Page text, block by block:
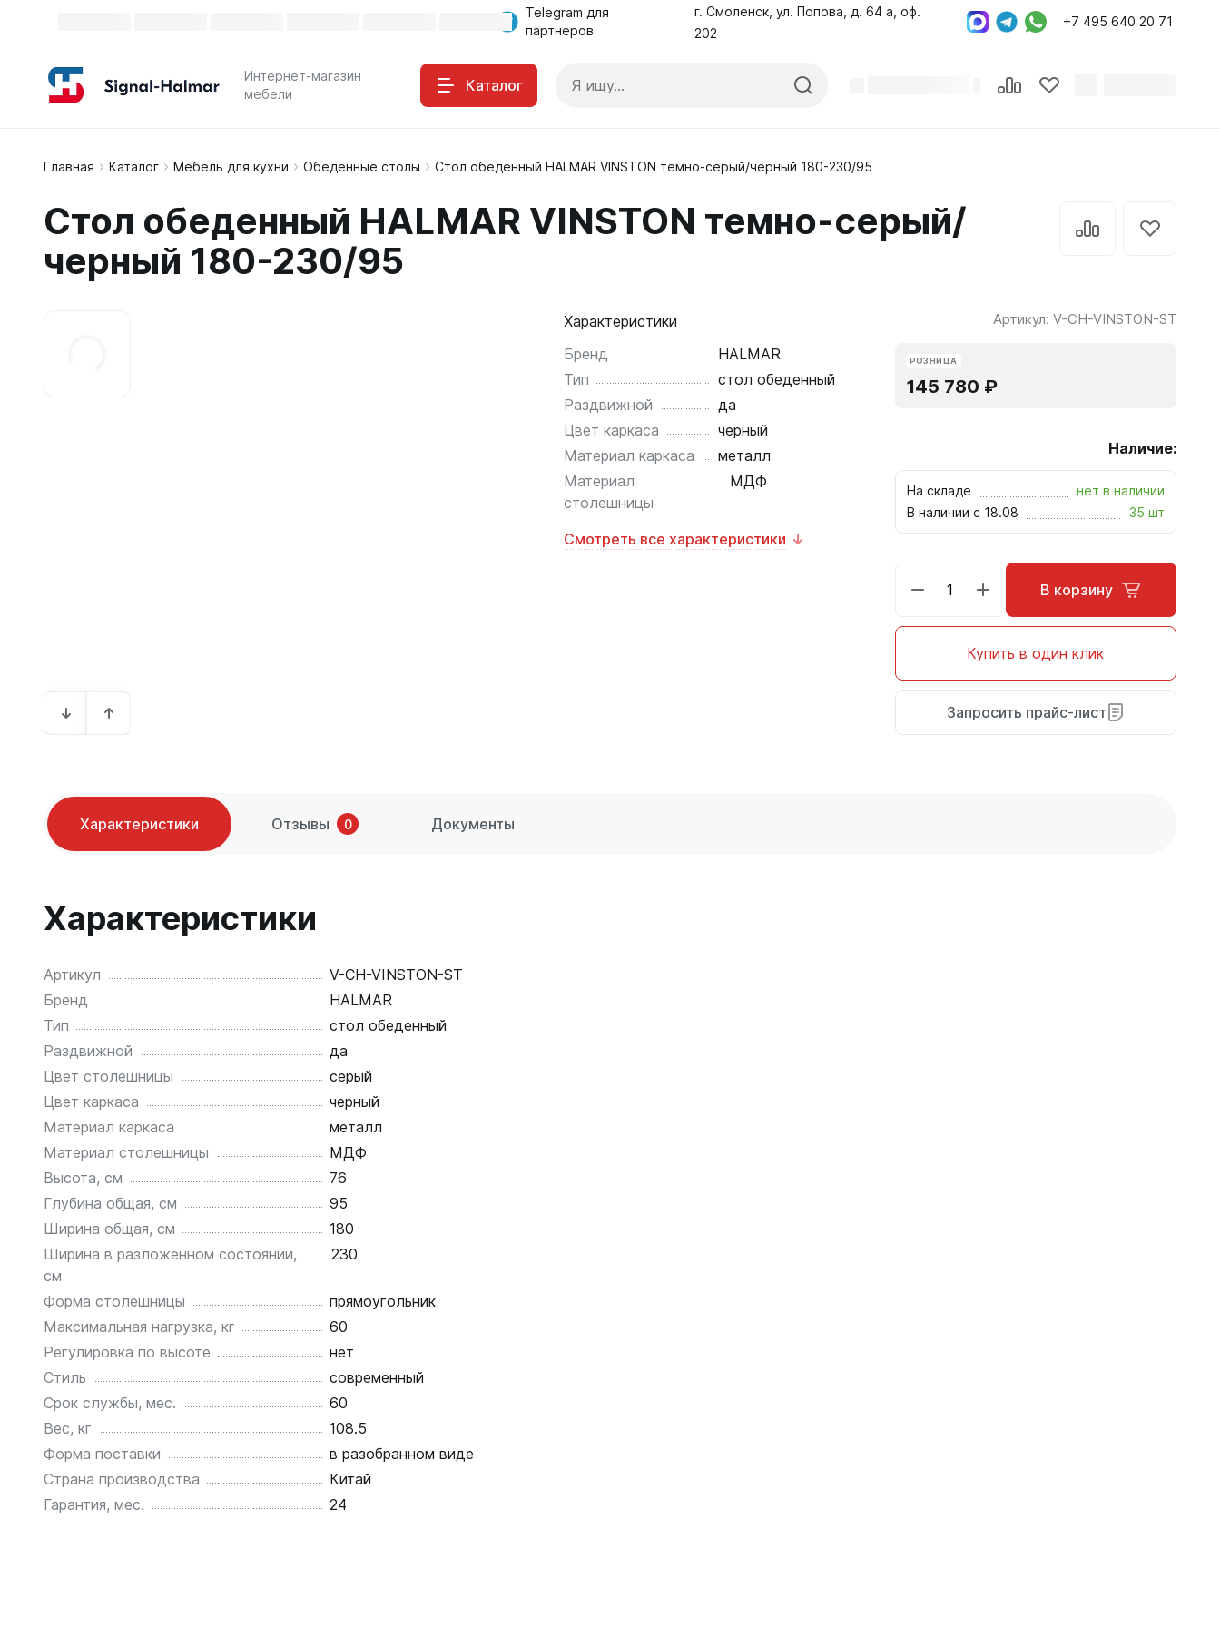
Telegram для
партнеров
г. Смоленск, ул. Попова, д. 64 а, оф.
202
+7 495 640 20 71
Интернет-магазин
мебели
Каталог
Главная Каталог Мебель для кухни Обеденные столы Стол обеденный HALMAR VINSTON темно-серый/черный 180-230/95
Стол обеденный HALMAR VINSTON темно-серый/
черный 180-230/95
Характеристики
Бренд
HALMAR
Тип
стол обеденный
Раздвижной
да
Цвет каркаса
черный
Материал каркаса
металл
Материал
столешницы
МДФ
Смотреть все характеристики
Артикул: V-CH-VINSTON-ST
РОЗНИЦА
145 780 ₽
Наличие:
На складе
нет в наличии
В наличии с 18.08
35 шт
В корзину
Купить в один клик
Запросить прайс-лист
Характеристики Отзывы 0 Документы
Характеристики
Артикул
V-CH-VINSTON-ST
Бренд
HALMAR
Тип
стол обеденный
Раздвижной
да
Цвет столешницы
серый
Цвет каркаса
черный
Материал каркаса
металл
Материал столешницы
МДФ
Высота, см
76
Глубина общая, см
95
Ширина общая, см
180
Ширина в разложенном состоянии,
см
230
Форма столешницы
прямоугольник
Максимальная нагрузка, кг
60
Регулировка по высоте
нет
Стиль
современный
Срок службы, мес.
60
Вес, кг
108.5
Форма поставки
в разобранном виде
Страна производства
Китай
Гарантия, мес.
24